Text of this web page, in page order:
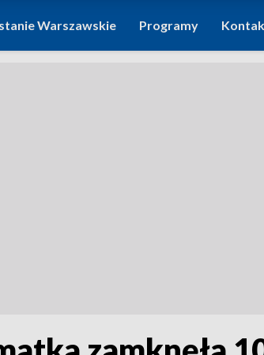
Warszawskie Programy